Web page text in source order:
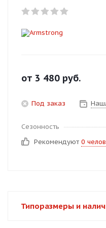
от 3 480 руб.
Под заказ
Сезонность
Рекомендуют 0
Типоразмеры и
Оплачивайте
Получайте товар
%
с
по25%каждые 2
об оплате